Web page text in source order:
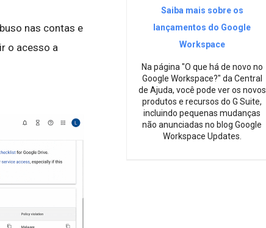
nas contas e
o acesso a
Saiba mais sobre os
lançamentos do Google
Workspace
Na página "O que há de novo no
Google Workspace?" da Central
de Ajuda, você pode ver os novos
produtos e recursos do G Suite,
incluindo pequenas mudanças
não anunciadas no blog Google
Workspace Updates.